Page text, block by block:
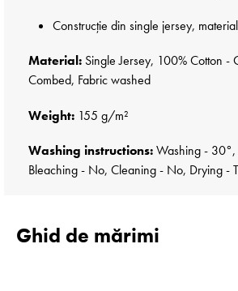
Construcție din single jersey,
Material: Single Jersey, 100% Cotton -
Combed, Fabric washed
Weight: 155 g/m²
Washing instructions:Washing -
Bleaching - No, Cleaning - No, Drying -
Ghid de mărimi